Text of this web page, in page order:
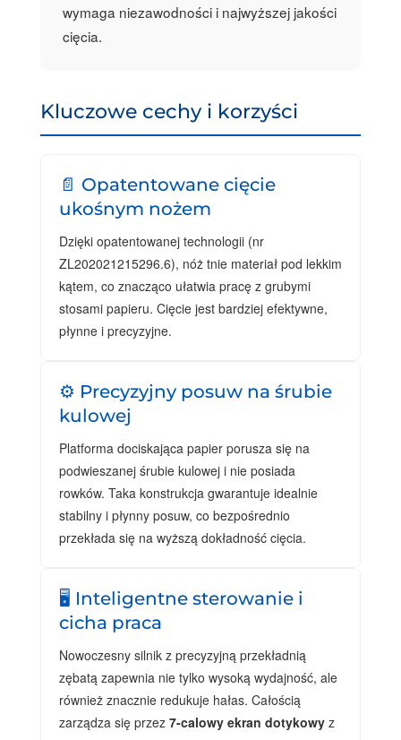
wymaga niezawodności i najwyższej jakości
cięcia.
Kluczowe cechy i korzyści
📄 Opatentowane cięcie
ukośnym nożem
Dzięki opatentowanej technologii (nr
ZL202021215296.6), nóż tnie materiał pod lekkim
kątem, co znacząco ułatwia pracę z grubymi
stosami papieru. Cięcie jest bardziej efektywne,
płynne i precyzyjne.
⚙️ Precyzyjny posuw na śrubie
kulowej
Platforma dociskająca papier porusza się na
podwieszanej śrubie kulowej i nie posiada
rowków. Taka konstrukcja gwarantuje idealnie
stabilny i płynny posuw, co bezpośrednio
przekłada się na wyższą dokładność cięcia.
🖥️ Inteligentne sterowanie i
cicha praca
Nowoczesny silnik z precyzyjną przekładnią
zębatą zapewnia nie tylko wysoką wydajność, ale
również znacznie redukuje hałas. Całością
zarządza się przez 7-calowy ekran dotykowyz